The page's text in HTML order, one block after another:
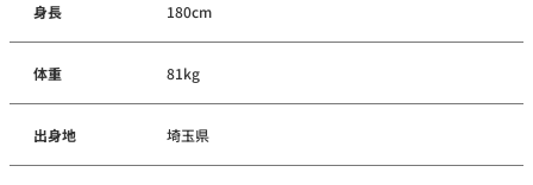
身長 180cm
体重 81kg
出身地 埼玉県